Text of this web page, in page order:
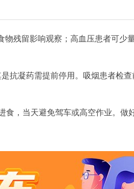
残留影响观察；高血压患者可少
抗凝药需提前停用。吸烟患者检
，当天避免驾车或高空作业。做